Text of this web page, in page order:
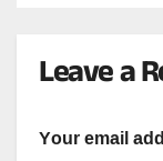
Leave a
Your email